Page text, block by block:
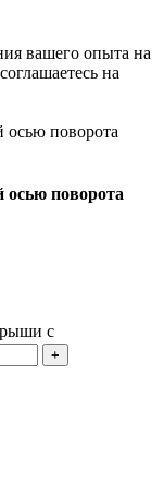
вашего опыта на
на
поворота
с